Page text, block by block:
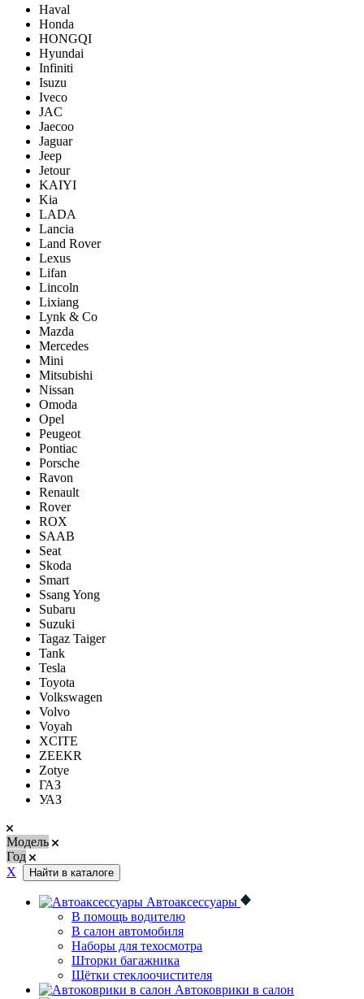
Haval
Honda
HONGQI
Hyundai
Infiniti
Isuzu
Iveco
JAC
Jaecoo
Jaguar
Jeep
Jetour
KAIYI
Kia
LADA
Lancia
Land Rover
Lexus
Lifan
Lincoln
Lixiang
Lynk & Co
Mazda
Mercedes
Mini
Mitsubishi
Nissan
Omoda
Opel
Peugeot
Pontiac
Porsсhe
Ravon
Renault
Rover
ROX
SAAB
Seat
Skoda
Smart
Ssang Yong
Subaru
Suzuki
Tagaz Taiger
Tank
Tesla
Toyota
Volkswagen
Volvo
Voyah
XCITE
ZEEKR
Zotye
ГАЗ
УАЗ
Модель
Год
Х
Найти в каталоге
Автоаксессуары
В помощь водителю
В салон автомобиля
Наборы для техосмотра
Шторки багажника
Щётки стеклоочистителя
Автоковрики в салон